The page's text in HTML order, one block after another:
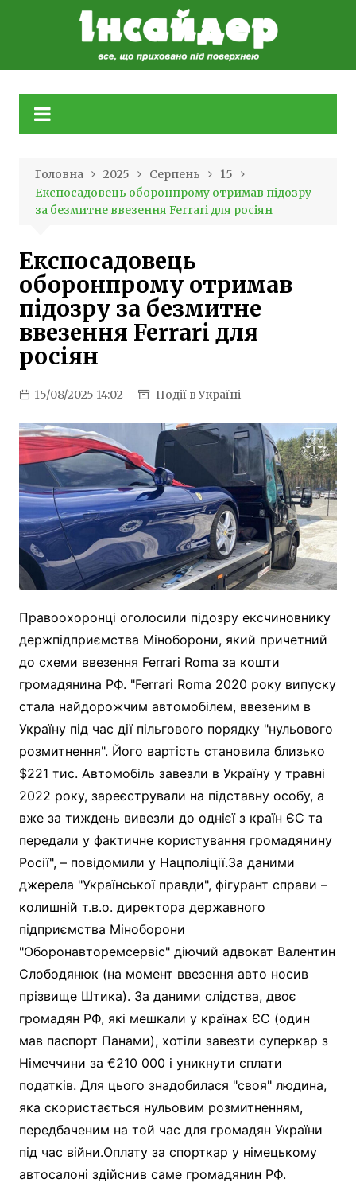
Головна 2025 Серпень
15
Експосадовець оборонпрому отримав підозру
за безмитне ввезення Ferrari для росіян
Експосадовець
оборонпрому отримав
підозру за безмитне
ввезення Ferrari для
росіян
15/08/2025 14:02 Події в Україні
Правоохоронці оголосили підозру ексчиновнику
держпідприємства Міноборони, який причетний
до схеми ввезення Ferrari Roma за кошти
громадянина РФ. "Ferrari Roma 2020 року випуску
стала найдорожчим автомобілем, ввезеним в
Україну під час дії пільгового порядку "нульового
розмитнення". Його вартість становила близько
$221 тис. Автомобіль завезли в Україну у травні
2022 року, зареєстрували на підставну особу, а
вже за тиждень вивезли до однієї з країн ЄС та
передали у фактичне користування громадянину
Росії", – повідомили у Нацполіції.За даними
джерела "Української правди", фігурант справи –
колишній т.в.о. директора державного
підприємства Міноборони
"Оборонавторемсервіс" діючий адвокат Валентин
Слободянюк (на момент ввезення авто носив
прізвище Штика). За даними слідства, двоє
громадян РФ, які мешкали у країнах ЄС (один
мав паспорт Панами), хотіли завезти суперкар з
Німеччини за €210 000 і уникнути сплати
податків. Для цього знадобилася "своя" людина,
яка скористається нульовим розмитненням,
передбаченим на той час для громадян України
під час війни.Оплату за спорткар у німецькому
автосалоні здійснив саме громадянин РФ.